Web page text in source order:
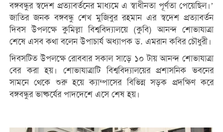
বঙ্গবন্ধুর স্বদেশ প্রত্যাবর্তনের মাধ্যমে এ স্বাধীনতা পূর্ণতা পেয়েছিল।’
জাতির জনক বঙ্গবন্ধু শেখ মুজিবুর রহমান এর স্বদেশ প্রত্যাবর্তন
দিবস উপলক্ষে কুমিল্লা বিশ্ববিদ্যালয়ে (কুবি) আনন্দ শোভাযাত্রা
শেষে এসব কথা বলেন উপাচার্য অধ্যাপক ড. এমরান কবির চৌধুরী।
দিবসটিত উপলক্ষে রোববার সকাল সাড়ে ১০ টায় আনন্দ শোভাযাত্রা
বের করা হয়। শোভাযাত্রাটি বিশ্ববিদ্যালয়ের প্রশাসনিক ভবনের
সামনে থেকে শুরু হয়ে ক্যাম্পাসের বিভিন্ন সড়ক প্রদক্ষিণ করে
বঙ্গবন্ধুর ভাষ্কর্যের পাদদেশে এসে শেষ হয়।